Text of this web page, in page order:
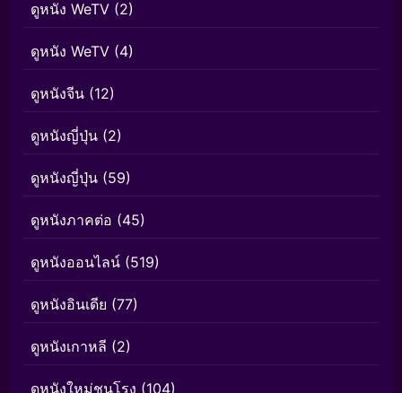
ดูหนัง WeTV (2)
ดูหนัง WeTV (4)
ดูหนังจีน (12)
ดูหนังญี่ปุ่น (2)
ดูหนังญี่ปุ่น (59)
ดูหนังภาคต่อ (45)
ดูหนังออนไลน์ (519)
ดูหนังอินเดีย (77)
ดูหนังเกาหลี (2)
ดูหนังใหม่ชนโรง (104)